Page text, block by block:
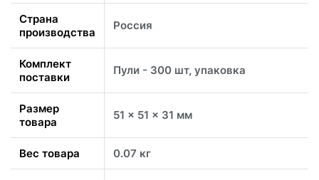
Страна
производства
Россия
Комплект
поставки
Пули - 300 шт, упаковка
Размер
товара
51 x 51 x 31 мм
Вес товара 0.07 кг